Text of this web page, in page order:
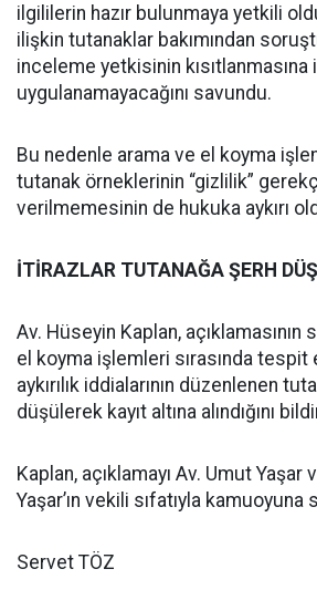
ilgililerin hazır bulunmaya yetkili
ilişkin tutanaklar bakımından
inceleme yetkisinin
uygulanamayacağını savundu.
Bu nedenle arama ve el koyma
tutanak örneklerinin “gizlilik”
verilmemesinin de hukuka aykırı
İTİRAZLAR TUTANAĞA ŞERH
Av. Hüseyin Kaplan, açıklamasının
el koyma işlemleri sırasında
aykırılık iddialarının düzenlenen
düşülerek kayıt altına alındığını
Kaplan, açıklamayı Av. Umut Yaşar
Yaşar’ın vekili sıfatıyla kamuoyuna
Servet TÖZ